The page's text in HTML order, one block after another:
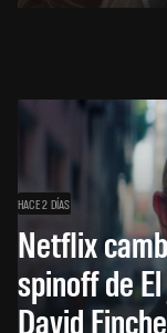
HACE 2 DÍAS
Netflix
spinoff de
David